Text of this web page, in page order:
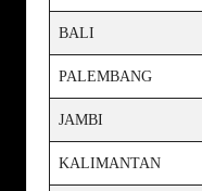
BALI
PALEMBANG
JAMBI
KALIMANTAN